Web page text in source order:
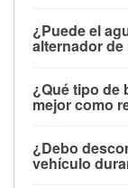
alimentar
limitado, pero
contar con un
cortes
¿Puede el
alternador
parte baja del
dañarse si se
días después
¿Qué tipo de
mejor como
para
selladas,
¿Debo
vehículo